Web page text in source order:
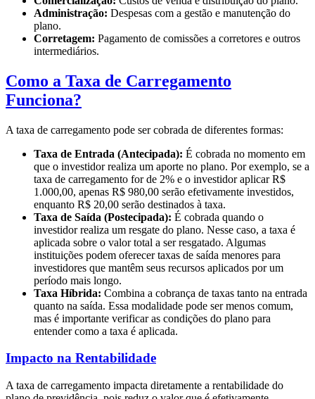
Administração: Despesas com a gestão e manutenção do
plano.
Corretagem: Pagamento de comissões a corretores e outros
intermediários.
Como a Taxa de Carregamento
Funciona?
A taxa de carregamento pode ser cobrada de diferentes formas:
Taxa de Entrada (Antecipada): É cobrada no momento em
que o investidor realiza um aporte no plano. Por exemplo, se a
taxa de carregamento for de 2% e o investidor aplicar R$
1.000,00, apenas R$ 980,00 serão efetivamente investidos,
enquanto R$ 20,00 serão destinados à taxa.
Taxa de Saída (Postecipada): É cobrada quando o
investidor realiza um resgate do plano. Nesse caso, a taxa é
aplicada sobre o valor total a ser resgatado. Algumas
instituições podem oferecer taxas de saída menores para
investidores que mantêm seus recursos aplicados por um
período mais longo.
Taxa Híbrida: Combina a cobrança de taxas tanto na entrada
quanto na saída. Essa modalidade pode ser menos comum,
mas é importante verificar as condições do plano para
entender como a taxa é aplicada.
Impacto na Rentabilidade
A taxa de carregamento impacta diretamente a rentabilidade do